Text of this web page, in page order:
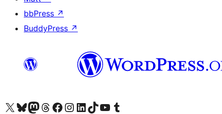
bbPress ↗
BuddyPress ↗
Visit our X (formerly Twitter) account
Bisitahin ang aming Bluesky account
Visit our Mastodon account
Bisitahin ang aming Threads account
Visit our Facebook page
Visit our Instagram account
Visit our LinkedIn account
Bisitahin ang aming TikTok account
Visit our YouTube channel
Bisitahin ang aming Tumblr account